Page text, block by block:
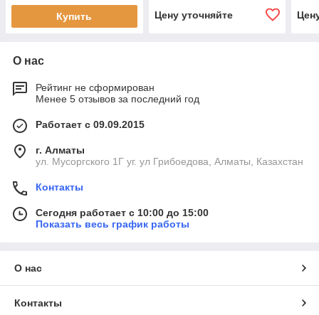
Купить Цену уточняйте
О нас
Рейтинг не сформирован
Менее 5 отзывов за последний год
Работает с 09.09.2015
г. Алматы
ул. Мусоргского 1Г уг. ул Грибоедова, Алматы, Казахстан
Контакты
Сегодня работает с 10:00 до 15:00
Показать весь график работы
О нас
Контакты